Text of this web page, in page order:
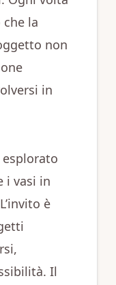
la
non
in
i vasi in
è
Il